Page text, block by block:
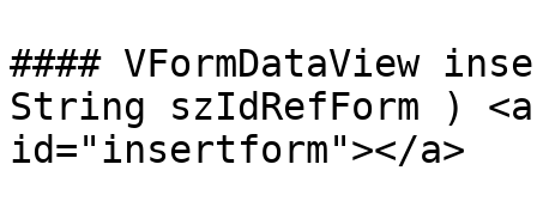
#### VFormDataView
String szIdRefForm )
id="insertform"></a>